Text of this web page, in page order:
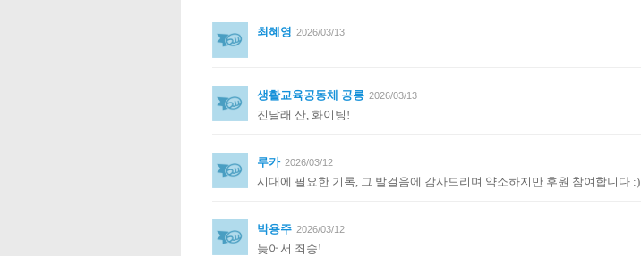
최혜영 2026/03/13
생활교육공동체 공룡 2026/03/13
진달래 산, 화이팅!
루카 2026/03/12
시대에 필요한 기록, 그 발걸음에 감사드리며 약소하지만 후원 참여합니다 :)
박용주 2026/03/12
늦어서 죄송!